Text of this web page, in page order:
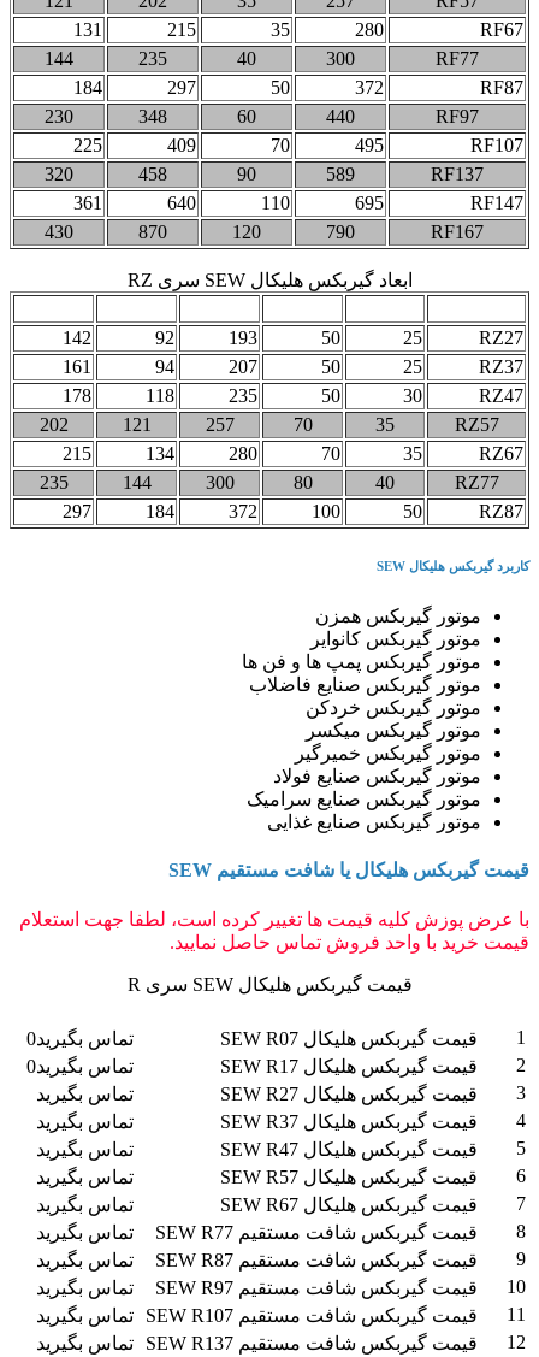
RF67
280
35
215
131
RF77
300
40
235
144
RF87
372
50
297
184
RF97
440
60
348
230
RF107
495
70
409
225
RF137
589
90
458
320
RF147
695
110
640
361
RF167
790
120
870
430
ابعاد گیربکس هلیکال SEW سری RZ
RZ27
25
50
193
92
142
RZ37
25
50
207
94
161
RZ47
30
50
235
118
178
RZ57
35
70
257
121
202
RZ67
35
70
280
134
215
RZ77
40
80
300
144
235
RZ87
50
100
372
184
297
کاربرد گیربکس هلیکال SEW
موتور گیربکس همزن
موتور گیربکس کانوایر
موتور گیربکس پمپ ها و فن ها
موتور گیربکس صنایع فاضلاب
موتور گیربکس خردکن
موتور گیربکس میکسر
موتور گیربکس خمیرگیر
موتور گیربکس صنایع فولاد
موتور گیربکس صنایع سرامیک
موتور گیربکس صنایع غذایی
قیمت گیربکس هلیکال یا شافت مستقیم SEW
با عرض پوزش کلیه قیمت ها تغییر کرده است، لطفا جهت استعلام
قیمت خرید با واحد فروش تماس حاصل نمایید.
قیمت گیربکس هلیکال SEW سری R
1
قیمت گیربکس هلیکال SEW R07
تماس بگیرید0
2
قیمت گیربکس هلیکال SEW R17
تماس بگیرید0
3
قیمت گیربکس هلیکال SEW R27
تماس بگیرید
4
قیمت گیربکس هلیکال SEW R37
تماس بگیرید
5
قیمت گیربکس هلیکال SEW R47
تماس بگیرید
6
قیمت گیربکس هلیکال SEW R57
تماس بگیرید
7
قیمت گیربکس هلیکال SEW R67
تماس بگیرید
8
قیمت گیربکس شافت مستقیم SEW R77
تماس بگیرید
9
قیمت گیربکس شافت مستقیم SEW R87
تماس بگیرید
10
قیمت گیربکس شافت مستقیم SEW R97
تماس بگیرید
11
قیمت گیربکس شافت مستقیم SEW R107
تماس بگیرید
12
قیمت گیربکس شافت مستقیم SEW R137
تماس بگیرید